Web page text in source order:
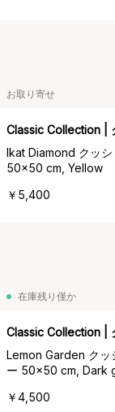
お取り寄せ
Classic Collection |
Ikat Diamond クッシ
50x50 cm, Yellow
￥5,400
在庫残り僅か
Classic Collection |
Lemon Garden クッ
ー 50x50 cm, Dark
￥4,500